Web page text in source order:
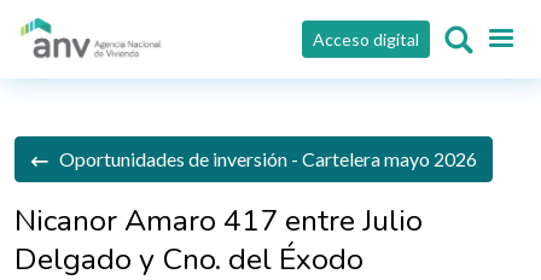
Pasar al contenido principal
Acceso digital
Oportunidades de inversión - Cartelera mayo 2026
Nicanor Amaro 417 entre Julio
Delgado y Cno. del Éxodo